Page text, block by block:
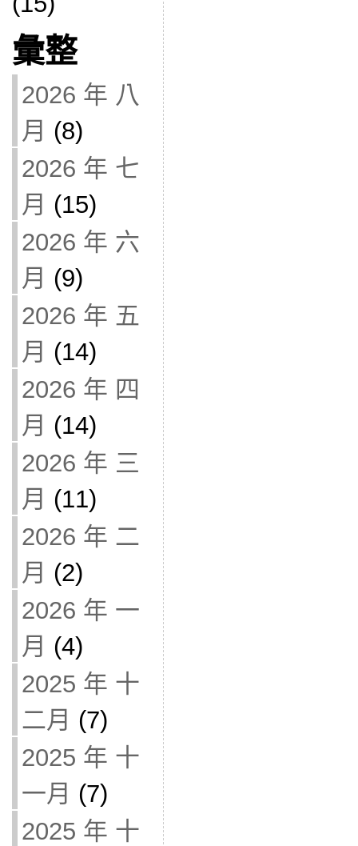
彙整
2026 年 八
月 (8)
2026 年 七
月 (15)
2026 年 六
月 (9)
2026 年 五
月 (14)
2026 年 四
月 (14)
2026 年 三
月 (11)
2026 年 二
月 (2)
2026 年 一
月 (4)
2025 年 十
二月 (7)
2025 年 十
一月 (7)
2025 年 十